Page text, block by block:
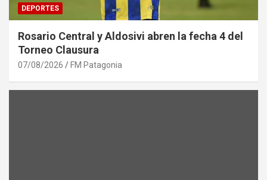
DEPORTES
Rosario Central y Aldosivi abren la fecha 4 del
Torneo Clausura
07/08/2026 FM Patagonia